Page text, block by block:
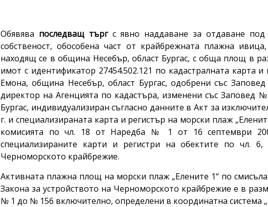
Обявява последващ търгс явно наддаване за отдаване
собственост, обособена част от крайбрежната плажна
находящ се в община Несебър, област Бургас, с обща площ в
имот с идентификатор 27454.502.121 по кадастралната карта
Емона, община Несебър, област Бургас, одобрени със
директор на Агенцията по кадастъра, изменени със Заповед
Бургас, индивидуализиран съгласно данните в Акт за
г. и специализираната карта и регистър на морски плаж
комисията по чл. 18 от Наредба № 1 от 16 септември
специализираните карти и регистри на обектите по чл.
Черноморското крайбрежие.
Активната плажна площ на морски плаж „Елените 1“ по
Закона за устройството на Черноморското крайбрежие е в
№ 1 до № 156 включително, определени в координатна система